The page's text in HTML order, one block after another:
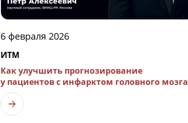
6 февраля 2026
ИТМ
Как улучшить прогнозирование
у пациентов с инфарктом головного мозга